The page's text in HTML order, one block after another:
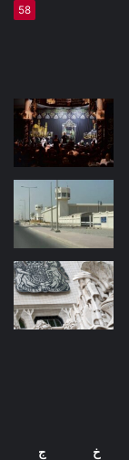
58
خ ج